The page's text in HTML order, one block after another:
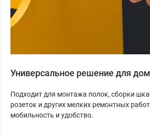
Универсальное решение для
Подходит для монтажа полок, сборки
розеток и других мелких ремонтных
мобильность и удобство.